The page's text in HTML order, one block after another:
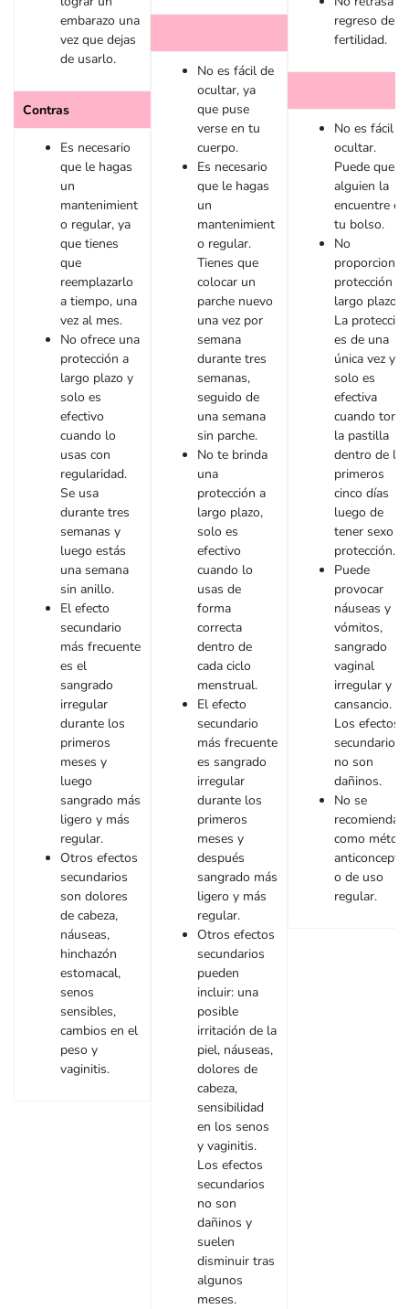
embarazo una
vez que dejas
de usarlo.
Contras
Es necesario
que le hagas
un
mantenimient
o regular, ya
que tienes
que
reemplazarlo
a tiempo, una
vez al mes.
No ofrece una
protección a
largo plazo y
solo es
efectivo
cuando lo
usas con
regularidad.
Se usa
durante tres
semanas y
luego estás
una semana
sin anillo.
El efecto
secundario
más frecuente
es el
sangrado
irregular
durante los
primeros
meses y
luego
sangrado más
ligero y más
regular.
Otros efectos
secundarios
son dolores
de cabeza,
náuseas,
hinchazón
estomacal,
senos
sensibles,
cambios en el
peso y
vaginitis.
No es fácil de
ocultar, ya
que puse
verse en tu
cuerpo.
Es necesario
que le hagas
un
mantenimient
o regular.
Tienes que
colocar un
parche nuevo
una vez por
semana
durante tres
semanas,
seguido de
una semana
sin parche.
No te brinda
una
protección a
largo plazo,
solo es
efectivo
cuando lo
usas de
forma
correcta
dentro de
cada ciclo
menstrual.
El efecto
secundario
más frecuente
es sangrado
irregular
durante los
primeros
meses y
después
sangrado más
ligero y más
regular.
Otros efectos
secundarios
pueden
incluir: una
posible
irritación de la
piel, náuseas,
dolores de
cabeza,
sensibilidad
en los senos
y vaginitis.
Los efectos
secundarios
no son
dañinos y
suelen
disminuir tras
algunos
meses.
regreso de tu
fertilidad.
No es fácil
ocultar.
Puede que
alguien la
encuentre en
tu bolso.
No
proporciona
protección a
largo plazo.
La protección
es de una
única vez y
solo es
efectiva
cuando
la pastilla
dentro de los
primeros
cinco días
luego de
tener sexo
protección.
Puede
provocar
náuseas y
vómitos,
sangrado
vaginal
irregular y
cansancio.
Los efectos
secundarios
no son
dañinos.
No se
recomienda
como
anticonceptiv
o de uso
regular.